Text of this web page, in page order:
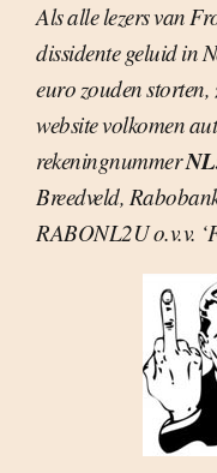
Als alle lezers van
dissidente geluid in
euro zouden storten,
website volkomen
rekeningnummer
Breedveld,
RABONL2U o.v.v.